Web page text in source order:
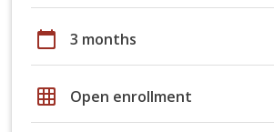
calendar_today 3 months
grid_on Open enrollment